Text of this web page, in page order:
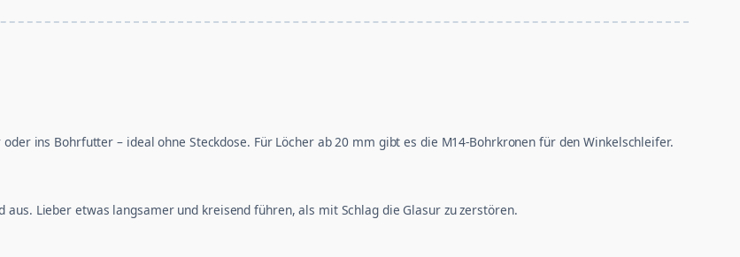
ins Bohrfutter – ideal ohne Steckdose. Für Löcher ab 20 mm gibt es die M14-Bohrkronen für den Winkelschleifer.
Lieber etwas langsamer und kreisend führen, als mit Schlag die Glasur zu zerstören.